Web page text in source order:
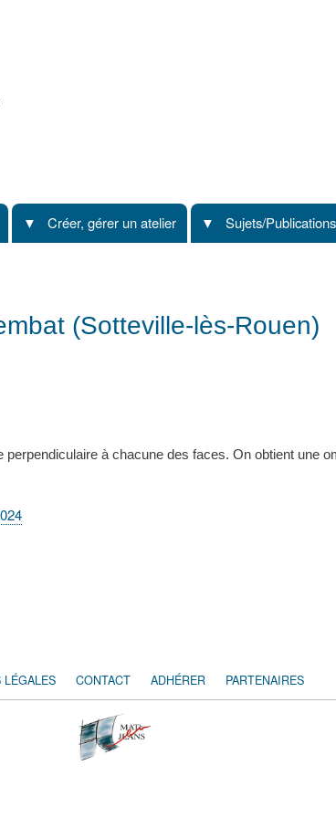
Créer, gérer un atelier Sujets/Publications
(Sotteville-lès-Rouen)
à chacune des faces. On obtient une
LÉGALES CONTACT ADHÉRER PARTENAIRES